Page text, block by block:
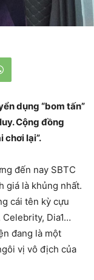
dụng “bom tấn”
Cộng đồng
chơi lại”.
đến nay SBTC
giá là khủng nhất.
cái tên kỳ cựu
Celebrity, Dia1…
đang là một
vị vô địch của